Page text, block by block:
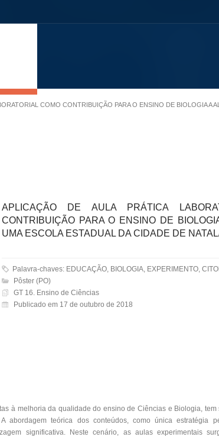
COMO CONTRIBUIÇÃO PARA O ENSINO DE BIOLOGIA A
APLICAÇÃO DE AULA PRÁTICA
CONTRIBUIÇÃO PARA O ENSINO DE
UMA ESCOLA ESTADUAL DA CIDADE DE
Palavra-chaves: EDUCAÇÃO, BIOLOGIA, EXPERIMENTO,
Pôster (PO)
GT 16. Ensino de Ciências
Publicado em 17 de outubro de 2018
à melhoria da qualidade do ensino de Ciências e Biologia, tem
abordagem teórica dos conteúdos, como única estratégia
significativa. Neste cenário, as aulas experimentais